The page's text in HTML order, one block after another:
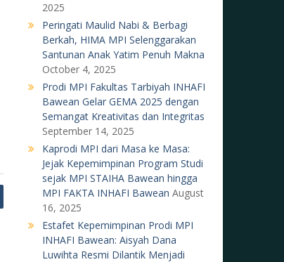
2025
Peringati Maulid Nabi & Berbagi
Berkah, HIMA MPI Selenggarakan
Santunan Anak Yatim Penuh Makna
October 4, 2025
Prodi MPI Fakultas Tarbiyah INHAFI
Bawean Gelar GEMA 2025 dengan
Semangat Kreativitas dan Integritas
September 14, 2025
Kaprodi MPI dari Masa ke Masa:
Jejak Kepemimpinan Program Studi
sejak MPI STAIHA Bawean hingga
MPI FAKTA INHAFI Bawean August
16, 2025
Estafet Kepemimpinan Prodi MPI
INHAFI Bawean: Aisyah Dana
Luwihta Resmi Dilantik Menjadi